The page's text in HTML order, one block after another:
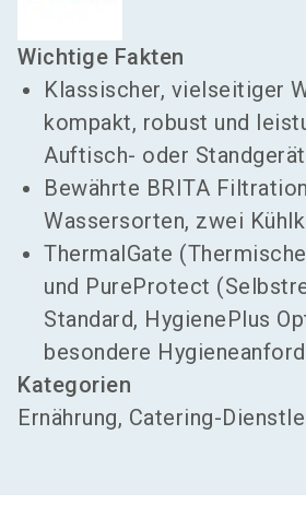
Wichtige Fakten
Klassischer, vielseitiger
kompakt, robust und
Auftisch- oder
Bewährte BRITA
Wassersorten, zwei
ThermalGate
und PureProtect
Standard, HygienePlus
besondere
Kategorien
Ernährung, Catering-